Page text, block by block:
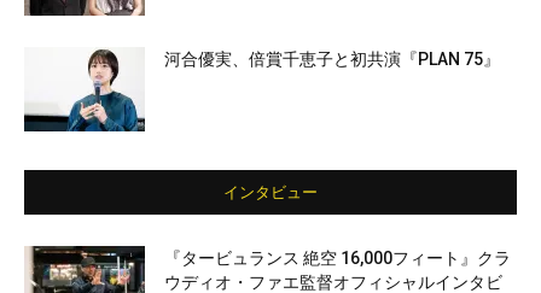
河合優実、倍賞千恵子と初共演『PLAN 75』
インタビュー
『タービュランス 絶空 16,000フィート』クラ
ウディオ・ファエ監督オフィシャルインタビ